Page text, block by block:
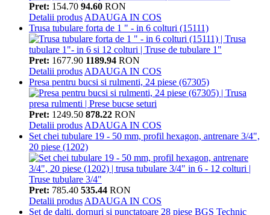
Pret: 154.70 94.60 RON
Detalii produs ADAUGA IN COS
Trusa tubulare forta de 1 " - in 6 colturi (15111)
Pret: 1677.90 1189.94 RON
Detalii produs ADAUGA IN COS
Presa pentru bucsi si rulmenti, 24 piese (67305)
Pret: 1249.50 878.22 RON
Detalii produs ADAUGA IN COS
Set chei tubulare 19 - 50 mm, profil hexagon, antrenare 3/4",
20 piese (1202)
Pret: 785.40 535.44 RON
Detalii produs ADAUGA IN COS
Set de dalti, dornuri si punctatoare 28 piese BGS Technic